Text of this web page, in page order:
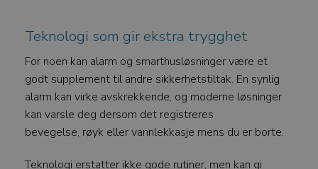
Teknologi som gir ekstra trygghet
For noen kan alarm og smarthusløsninger være et
godt supplement til andre sikkerhetstiltak. En synlig
alarm kan virke avskrekkende, og moderne løsninger
kan varsle deg dersom det registreres
bevegelse, røyk eller vannlekkasje mens du er borte.
Teknologi erstatter ikke gode rutiner, men kan gi